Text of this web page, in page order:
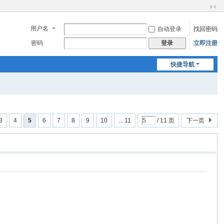
换
到
窄
用户名 自动登录
找回密码
密码
登录 立即注册
快捷导航
4 5 6 7 8 9 10 ... 11 / 11 页 下一页